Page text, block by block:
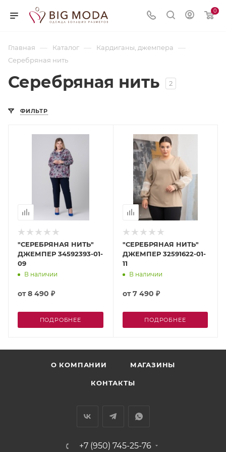
0
Главная — Каталог — Кардиганы, джемпера —
Серебряная нить
Серебряная нить 2
ФИЛЬТР
"СЕРЕБРЯНАЯ НИТЬ"
ДЖЕМПЕР 34592393-01-
09
В наличии
от8 490 ₽
ПОДРОБНЕЕ
"СЕРЕБРЯНАЯ НИТЬ"
ДЖЕМПЕР 32591622-01-
11
В наличии
от7 490 ₽
ПОДРОБНЕЕ
О КОМПАНИИ МАГАЗИНЫ
КОНТАКТЫ
+7 (950) 745-25-76